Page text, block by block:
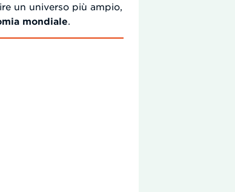
un universo più ampio,
mondiale.